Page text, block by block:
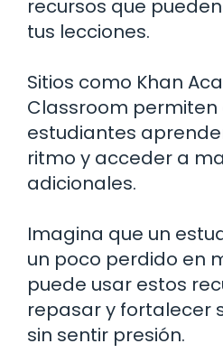
recursos que
tus lecciones.
Sitios como Khan
Classroom permiten
estudiantes
ritmo y acceder a
adicionales.
Imagina que un
un poco perdido en
puede usar estos
repasar y fortalecer
sin sentir presión.